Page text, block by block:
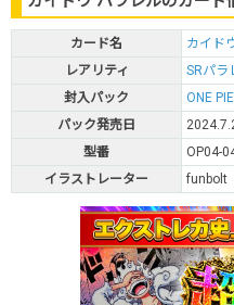
カード名
カイド
レアリティ
SRパラ
封入パック
ONE
パック発売日
型番
OP04-
イラストレーター
funbolt